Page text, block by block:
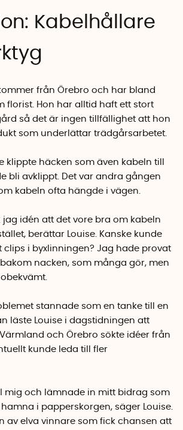
Kabelhållare
från Örebro och har bland
florist. Hon har alltid haft ett stort
så det är ingen tillfällighet att hon
som underlättar trädgårsarbetet.
klippte häcken som även kabeln till
bli avklippt. Det var andra gången
kabeln ofta hängde i vägen.
jag idén att det vore bra om kabeln
berättar Louise. Kanske kunde
clips i byxlinningen? Jag hade provat
nacken, som många gör, men
stannade som en tanke till en
läste Louise i dagstidningen att
och Örebro sökte idéer från
kunde leda till fler
mig och lämnade in mitt bidrag som
i papperskorgen, säger Louise.
av elva vinnare som fick chansen att